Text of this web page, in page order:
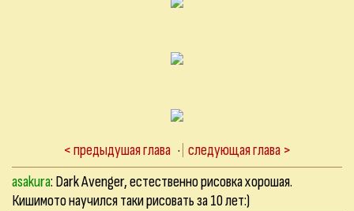
< предыдушая глава · следующая глава >
asakura: Dark Avenger, естественно рисовка хорошая.
Кишимото научился таки рисовать за 10 лет:)